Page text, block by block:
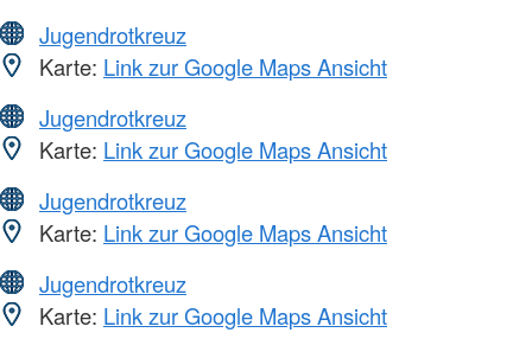
Jugendrotkreuz
Karte: Link zur Google Maps Ansicht
Jugendrotkreuz
Karte: Link zur Google Maps Ansicht
Jugendrotkreuz
Karte: Link zur Google Maps Ansicht
Jugendrotkreuz
Karte: Link zur Google Maps Ansicht